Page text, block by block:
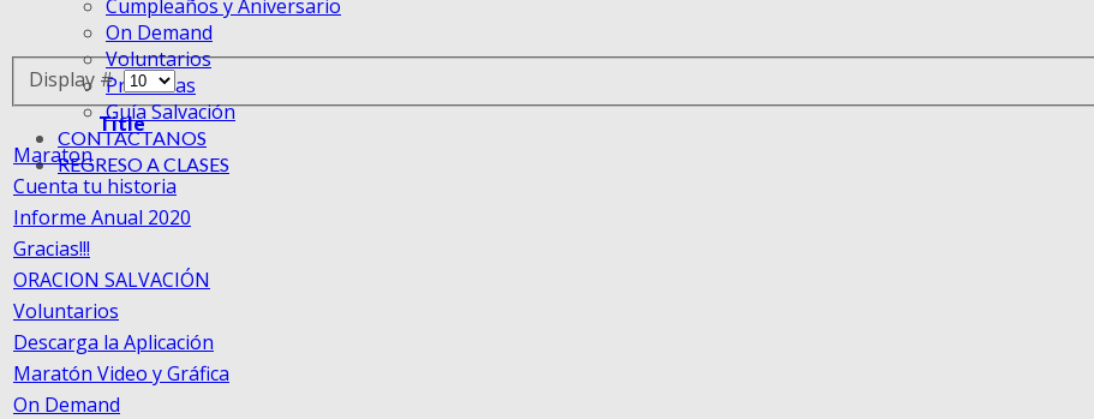
Cumpleaños y Aniversario
On Demand
Voluntarios
Promesas
Guía Salvación
CONTACTANOS
REGRESO A CLASES
Display #
Title
Maraton
Cuenta tu historia
Informe Anual 2020
Gracias!!!
ORACION SALVACIÓN
Voluntarios
Descarga la Aplicación
Maratón Video y Gráfica
On Demand